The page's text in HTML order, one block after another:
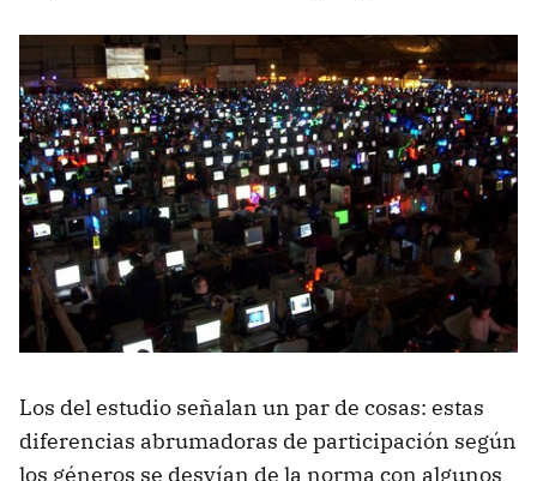
Los del estudio señalan un par de cosas: estas
diferencias abrumadoras de participación según
los géneros se desvían de la norma con algunos